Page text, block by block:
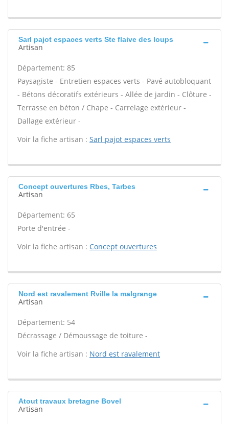
Sarl pajot espaces verts Ste flaive des loups
Artisan
Département: 85
Paysagiste - Entretien espaces verts - Pavé autobloquant
- Bétons décoratifs extérieurs - Allée de jardin - Clôture -
Terrasse en béton / Chape - Carrelage extérieur -
Dallage extérieur -
Voir la fiche artisan : Sarl pajot espaces verts
Concept ouvertures Rbes, Tarbes
Artisan
Département: 65
Porte d'entrée -
Voir la fiche artisan : Concept ouvertures
Nord est ravalement Rville la malgrange
Artisan
Département: 54
Décrassage / Démoussage de toiture -
Voir la fiche artisan : Nord est ravalement
Atout travaux bretagne Bovel
Artisan